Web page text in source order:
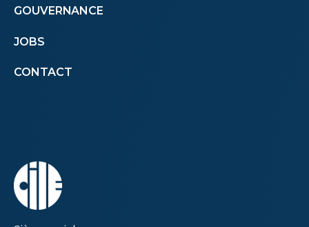
Footer
menu
GOUVERNANCE
JOBS
CONTACT